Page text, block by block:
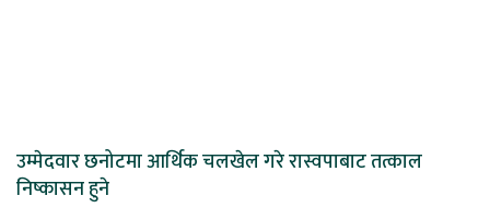
उम्मेदवार छनोटमा आर्थिक चलखेल गरे रास्वपाबाट तत्काल
निष्कासन हुने